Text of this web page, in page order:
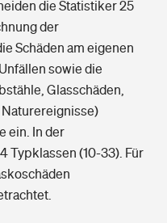
die Statistiker 25
der
Schäden am eigenen
sowie die
Glasschäden,
ein. In der
Typklassen (10-33). Für